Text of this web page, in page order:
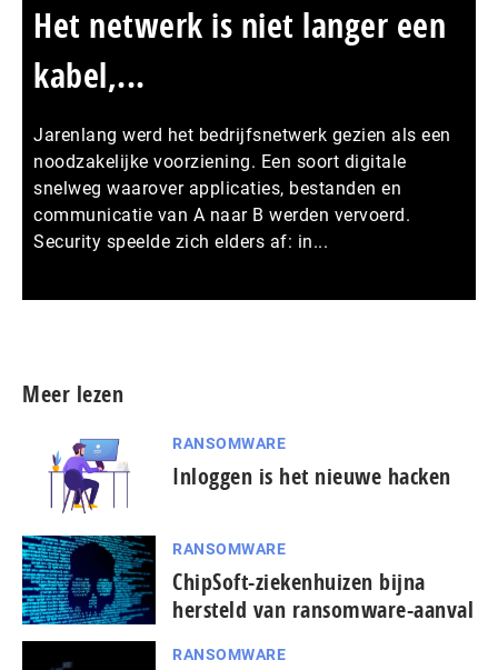
Het netwerk is niet langer een
kabel,...
Jarenlang werd het bedrijfsnetwerk gezien als een
noodzakelijke voorziening. Een soort digitale
snelweg waarover applicaties, bestanden en
communicatie van A naar B werden vervoerd.
Security speelde zich elders af: in...
Meer lezen
RANSOMWARE
Inloggen is het nieuwe hacken
RANSOMWARE
ChipSoft-ziekenhuizen bijna
hersteld van ransomware-aanval
RANSOMWARE